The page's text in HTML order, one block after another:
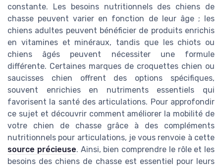
constante. Les besoins nutritionnels des chiens de
chasse peuvent varier en fonction de leur âge ; les
chiens adultes peuvent bénéficier de produits enrichis
en vitamines et minéraux, tandis que les chiots ou
chiens âgés peuvent nécessiter une formule
différente. Certaines marques de croquettes chien ou
saucisses chien offrent des options spécifiques,
souvent enrichies en nutriments essentiels qui
favorisent la santé des articulations. Pour approfondir
ce sujet et découvrir comment améliorer la mobilité de
votre chien de chasse grâce à des compléments
nutritionnels pour articulations, je vous renvoie à cette
source précieuse. Ainsi, bien comprendre le rôle et les
besoins des chiens de chasse est essentiel pour leurs